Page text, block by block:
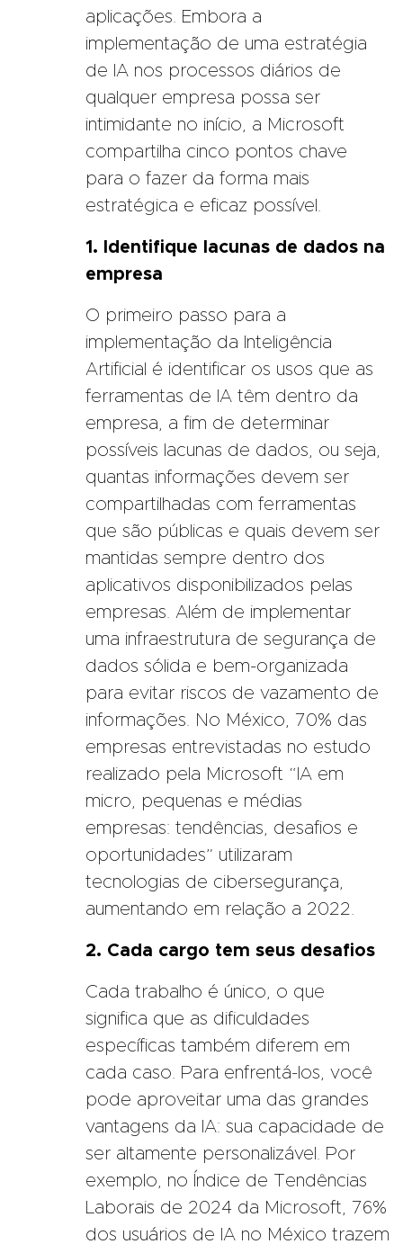
aplicações. Embora a
implementação de uma estratégia
de IA nos processos diários de
qualquer empresa possa ser
intimidante no início, a Microsoft
compartilha cinco pontos chave
para o fazer da forma mais
estratégica e eficaz possível.
1. Identifique lacunas de dados na
empresa
O primeiro passo para a
implementação da Inteligência
Artificial é identificar os usos que as
ferramentas de IA têm dentro da
empresa, a fim de determinar
possíveis lacunas de dados, ou seja,
quantas informações devem ser
compartilhadas com ferramentas
que são públicas e quais devem ser
mantidas sempre dentro dos
aplicativos disponibilizados pelas
empresas. Além de implementar
uma infraestrutura de segurança de
dados sólida e bem-organizada
para evitar riscos de vazamento de
informações. No México, 70% das
empresas entrevistadas no estudo
realizado pela Microsoft “IA em
micro, pequenas e médias
empresas: tendências, desafios e
oportunidades” utilizaram
tecnologias de cibersegurança,
aumentando em relação a 2022.
2. Cada cargo tem seus desafios
Cada trabalho é único, o que
significa que as dificuldades
específicas também diferem em
cada caso. Para enfrentá-los, você
pode aproveitar uma das grandes
vantagens da IA: sua capacidade de
ser altamente personalizável. Por
exemplo, no Índice de Tendências
Laborais de 2024 da Microsoft, 76%
dos usuários de IA no México trazem